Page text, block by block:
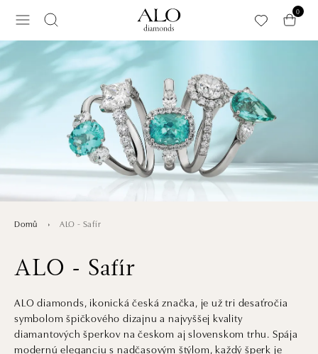
0
Domů ALO - Safír
ALO - Safír
ALO diamonds, ikonická česká značka, je už tri desaťročia
symbolom špičkového dizajnu a najvyššej kvality
diamantových šperkov na českom aj slovenskom trhu. Spája
modernú eleganciu s nadčasovým štýlom, každý šperk je